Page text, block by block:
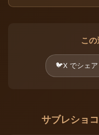
こ
🐦X でシェア
サブレショ